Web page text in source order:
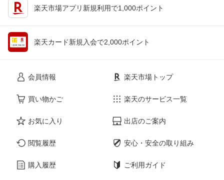
楽天市場アプリ新規利用で1,000ポイント
楽天カード新規入会で2,000ポイント
会員情報
買い物かご
お気に入り
閲覧履歴
購入履歴
楽天市場トップ
楽天のサービス一覧
出店のご案内
安心・安全の取り組み
ご利用ガイド